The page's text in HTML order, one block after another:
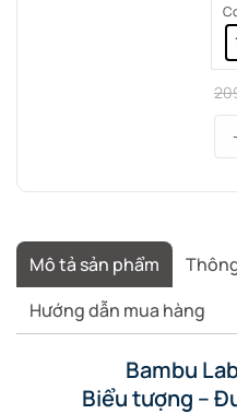
-
Mô tả sản phẩm
Hướng dẫn mua hàng
Bambu
Biểu tượng –